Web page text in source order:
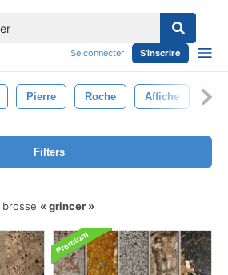
Se connecter S'inscrire
Pierre Roche Affiche
Filters
grincer